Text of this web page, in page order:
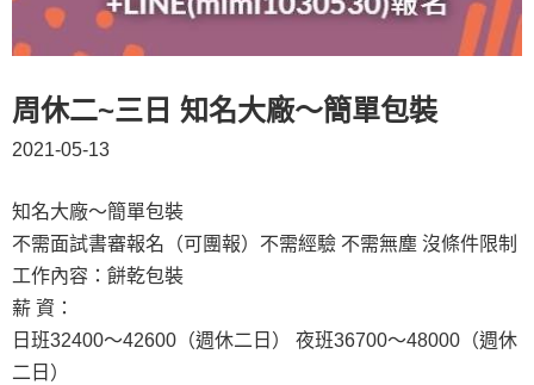
周休二~三日 知名大廠～簡單包裝
2021-05-13
知名大廠～簡單包裝
不需面試書審報名（可團報）不需經驗 不需無塵 沒條件限制
工作內容：餅乾包裝
薪 資：
日班32400～42600（週休二日） 夜班36700～48000（週休
二日）